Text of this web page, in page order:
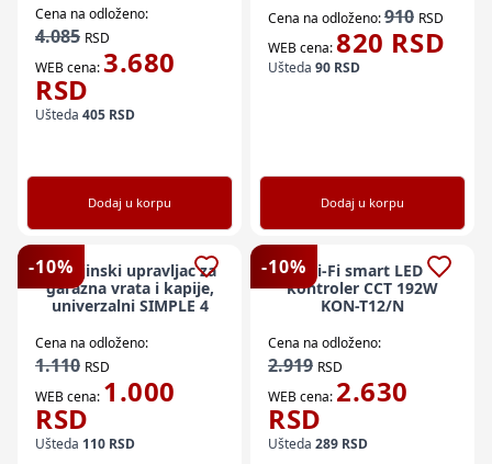
D7-AC
Cena na odloženo:
4.085 RSD
WEB cena:3.680
RSD
Ušteda 405 RSD
Dodaj u korpu
Cena na odloženo:910 RSD
WEB cena:820 RSD
Ušteda 90 RSD
Dodaj u korpu
-10%
x-Daljinski upravljac za
garazna vrata i kapije,
univerzalni SIMPLE 4
Cena na odloženo:
1.110 RSD
WEB cena: 1.000
RSD
Ušteda 110 RSD
-10%Wi-Fi smart LED
kontroler CCT 192W
KON-T12/N
Cena na odloženo:
2.919 RSD
WEB cena: 2.630
RSD
Ušteda 289 RSD